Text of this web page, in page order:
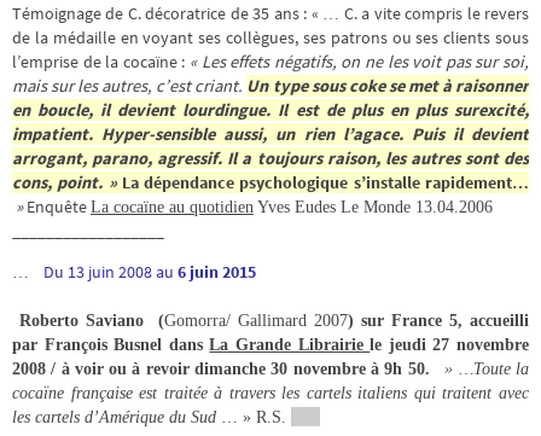
Témoignage de C. décoratrice de 35 ans : « … C. a vite compris le revers
de la médaille en voyant ses collègues, ses patrons ou ses clients sous
l’emprise de la cocaïne : « Les effets négatifs, on ne les voit pas sur soi,
mais sur les autres, c’est criant. Un type sous coke se met à raisonner
en boucle, il devient lourdingue. Il est de plus en plus surexcité,
impatient. Hyper-sensible aussi, un rien l’agace. Puis il devient
arrogant, parano, agressif. Il a toujours raison, les autres sont des
cons, point. »La dépendance psychologique s’installe rapidement…
»EnquêteLa cocaïne au quotidien Yves Eudes Le Monde 13.04.2006
… Du 13 juin 2008 au 6 juin 2015
Roberto Saviano (Gomorra/ Gallimard 2007) sur France 5, accueilli
par François Busnel dansLa Grande Librairiele jeudi 27 novembre
2008 / à voir ou à revoir dimanche 30 novembre à 9h 50.
» …Toute la
cocaïne française est traitée à travers les cartels italiens qui traitent avec
les cartels d’Amérique du Sud … » R.S.